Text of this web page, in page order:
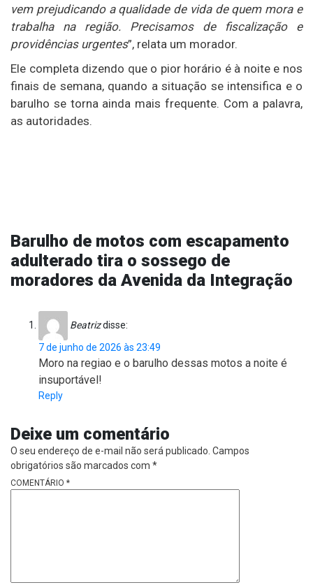
vem prejudicando a qualidade de vida de quem mora e
trabalha na região. Precisamos de fiscalização e
providências urgentes”, relata um morador.
Ele completa dizendo que o pior horário é à noite e nos
finais de semana, quando a situação se intensifica e o
barulho se torna ainda mais frequente. Com a palavra,
as autoridades.
Barulho de motos com escapamento
adulterado tira o sossego de
moradores da Avenida da Integração
Beatrizdisse:
7 de junho de 2026 às 23:49
Moro na regiao e o barulho dessas motos a noite é
insuportável!
Reply
Deixe um comentário
O seu endereço de e-mail não será publicado. Campos
obrigatórios são marcados com *
COMENTÁRIO *